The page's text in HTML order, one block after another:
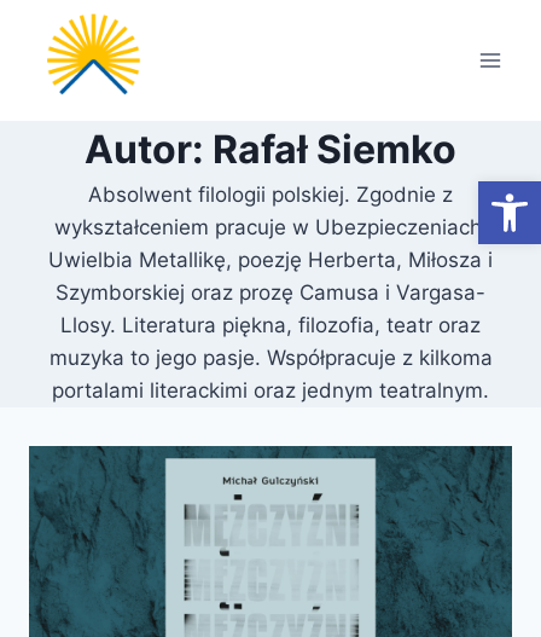
Przejdź
treści
Autor: Rafał Siemko
Absolwent filologii polskiej. Zgodnie z
wykształceniem pracuje w Ubezpieczeniach.
Uwielbia Metallikę, poezję Herberta, Miłosza i
Szymborskiej oraz prozę Camusa i Vargasa-
Llosy. Literatura piękna, filozofia, teatr oraz
muzyka to jego pasje. Współpracuje z kilkoma
portalami literackimi oraz jednym teatralnym.